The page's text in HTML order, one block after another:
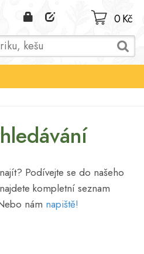
0 Kč
Podívejte se do našeho
kompletní seznam
nám napiště!